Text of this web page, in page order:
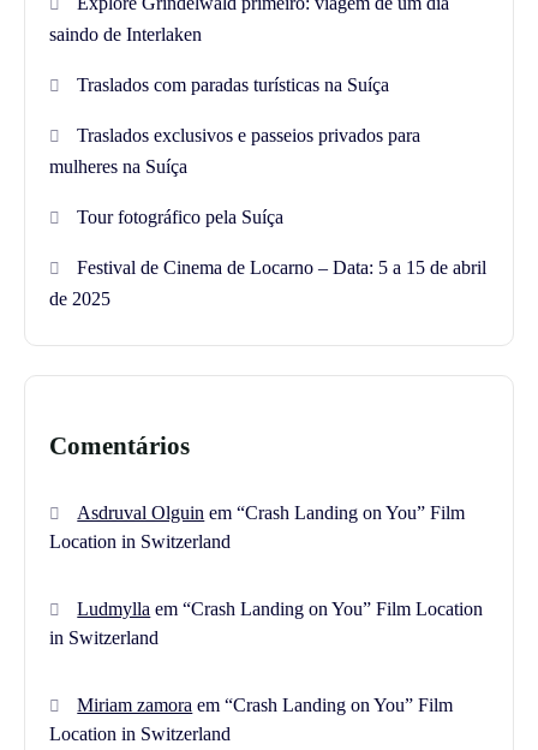
saindo de Interlaken
Traslados com paradas turísticas na Suíça
Traslados exclusivos e passeios privados para
mulheres na Suíça
Tour fotográfico pela Suíça
Festival de Cinema de Locarno – Data: 5 a 15 de abril
de 2025
Comentários
Asdruval Olguin em“Crash Landing on You” Film
Location in Switzerland
Ludmylla em“Crash Landing on You” Film Location
in Switzerland
Miriam zamora em“Crash Landing on You” Film
Location in Switzerland